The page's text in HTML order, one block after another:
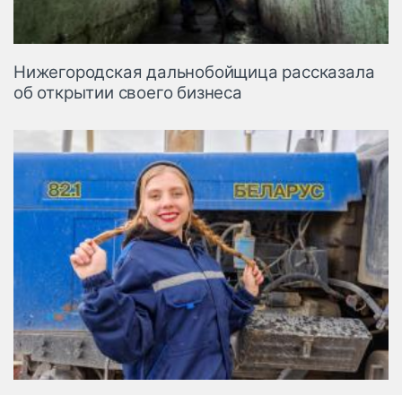
Нижегородская дальнобойщица рассказала
об открытии своего бизнеса